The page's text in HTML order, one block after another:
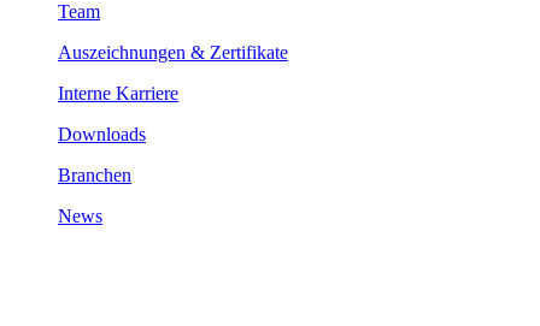
Team
Auszeichnungen & Zertifikate
Interne Karriere
Downloads
Branchen
News